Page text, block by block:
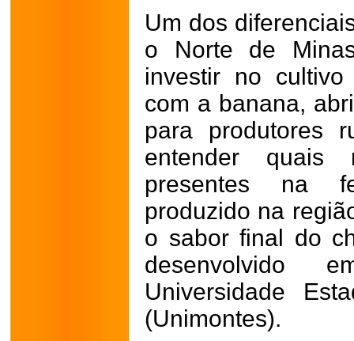
Um dos
o Norte de
investir no
com a banana,
para produtores
entender quais
presentes na
produzido na
o sabor final do
desenvolvido
Universidade
(Unimontes).